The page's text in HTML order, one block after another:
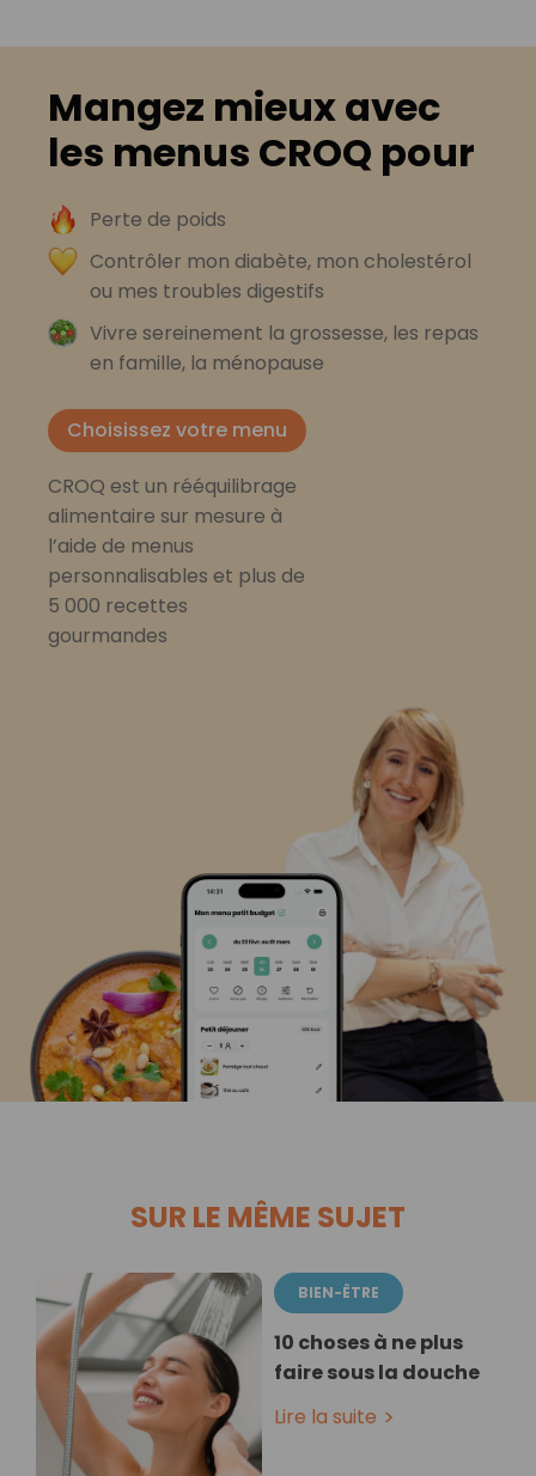
Mangez mieux avec
les menus CROQ pour
Perte de poids
Contrôler mon diabète, mon cholestérol
ou mes troubles digestifs
Vivre sereinement la grossesse, les repas
en famille, la ménopause
Choisissez votre menu
CROQ est un rééquilibrage
alimentaire sur mesure à
l’aide de menus
personnalisables et plus de
5 000 recettes
gourmandes
SUR LE MÊME SUJET
BIEN-ÊTRE
10 choses à ne plus
faire sous la douche
Lire la suite